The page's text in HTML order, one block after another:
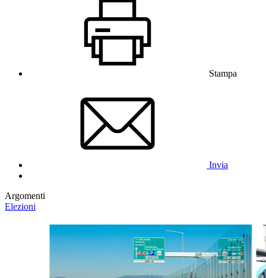
Stampa
Invia
Argomenti
Elezioni